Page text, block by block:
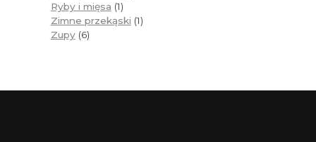
Ryby i mięsa 1
Zimne przekąski 1
Zupy 6